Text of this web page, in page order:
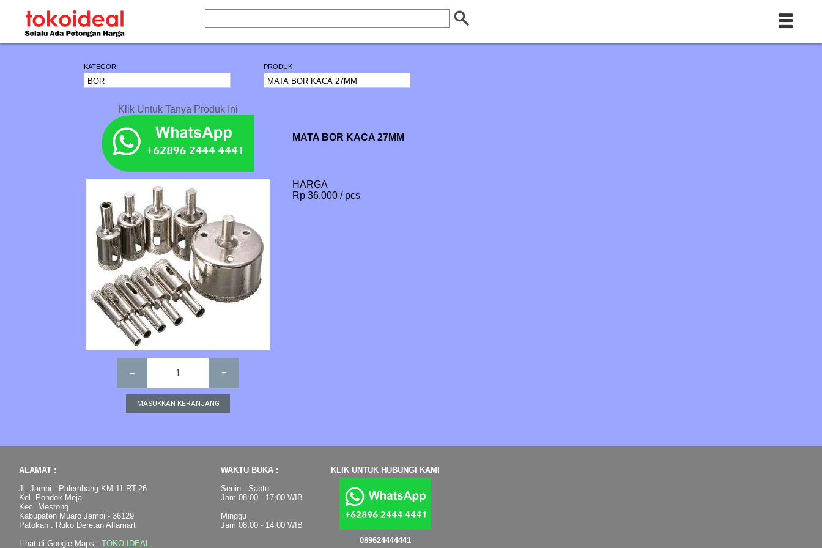
KATEGORI PRODUK
Klik Untuk Tanya Produk Ini
MATA BOR KACA 27MM
HARGA
Rp 36.000 / pcs
– 1 +
ALAMAT :
Jl. Jambi - Palembang KM.11 RT.26
Kel. Pondok Meja
Kec. Mestong
Kabupaten Muaro Jambi - 36129
Patokan : Ruko Deretan Alfamart
Lihat di Google Maps : TOKO IDEAL
WAKTU BUKA :
Senin - Sabtu
Jam 08:00 - 17:00 WIB
Minggu
Jam 08:00 - 14:00 WIB
KLIK UNTUK HUBUNGI KAMI
089624444441